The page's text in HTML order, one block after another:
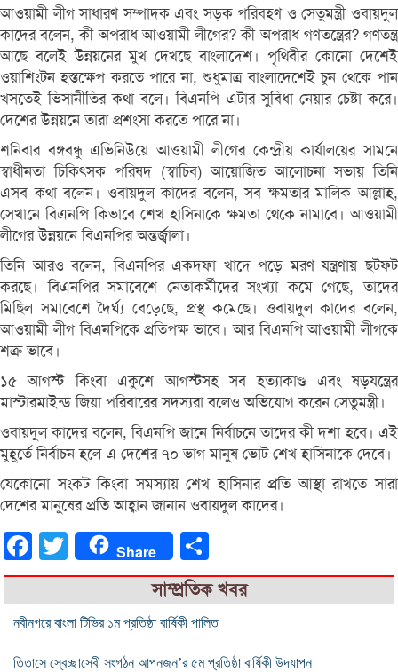
আওয়ামী লীগ সাধারণ সম্পাদক এবং সড়ক পরিবহণ ও সেতুমন্ত্রী ওবায়দুল
কাদের বলেন, কী অপরাধ আওয়ামী লীগের? কী অপরাধ গণতন্ত্রের? গণতন্ত্র
আছে বলেই উন্নয়নের মুখ দেখছে বাংলাদেশ। পৃথিবীর কোনো দেশেই
ওয়াশিংটন হস্তক্ষেপ করতে পারে না, শুধুমাত্র বাংলাদেশেই চুন থেকে পান
খসতেই ভিসানীতির কথা বলে। বিএনপি এটার সুবিধা নেয়ার চেষ্টা করে।
দেশের উন্নয়নে তারা প্রশংসা করতে পারে না।
শনিবার বঙ্গবন্ধু এভিনিউয়ে আওয়ামী লীগের কেন্দ্রীয় কার্যালয়ের সামনে
স্বাধীনতা চিকিৎসক পরিষদ (স্বাচিব) আয়োজিত আলোচনা সভায় তিনি
এসব কথা বলেন। ওবায়দুল কাদের বলেন, সব ক্ষমতার মালিক আল্লাহ,
সেখানে বিএনপি কিভাবে শেখ হাসিনাকে ক্ষমতা থেকে নামাবে। আওয়ামী
লীগের উন্নয়নে বিএনপির অন্তর্জ্বালা।
তিনি আরও বলেন, বিএনপির একদফা খাদে পড়ে মরণ যন্ত্রণায় ছটফট
করছে। বিএনপির সমাবেশে নেতাকর্মীদের সংখ্যা কমে গেছে, তাদের
মিছিল সমাবেশে দৈর্ঘ্য বেড়েছে, প্রস্থ কমেছে। ওবায়দুল কাদের বলেন,
আওয়ামী লীগ বিএনপিকে প্রতিপক্ষ ভাবে। আর বিএনপি আওয়ামী লীগকে
শত্রু ভাবে।
১৫ আগস্ট কিংবা একুশে আগস্টসহ সব হত্যাকাণ্ড এবং ষড়যন্ত্রের
মাস্টারমাইন্ড জিয়া পরিবারের সদস্যরা বলেও অভিযোগ করেন সেতুমন্ত্রী।
ওবায়দুল কাদের বলেন, বিএনপি জানে নির্বাচনে তাদের কী দশা হবে। এই
মুহূর্তে নির্বাচন হলে এ দেশের ৭০ ভাগ মানুষ ভোট শেখ হাসিনাকে দেবে।
যেকোনো সংকট কিংবা সমস্যায় শেখ হাসিনার প্রতি আস্থা রাখতে সারা
দেশের মানুষের প্রতি আহ্বান জানান ওবায়দুল কাদের।
FacebookTwitter Share
সাম্প্রতিক খবর
নবীনগরে বাংলা টিভির ১ম প্রতিষ্ঠা বার্ষিকী পালিত
তিতাসে স্বেচ্ছাসেবী সংগঠন আপনজন’র ৫ম প্রতিষ্ঠা বার্ষিকী উদযাপন